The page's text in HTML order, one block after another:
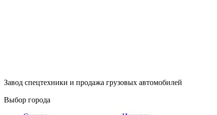
Завод спецтехники и продажа грузовых автомобилей
Выбор города